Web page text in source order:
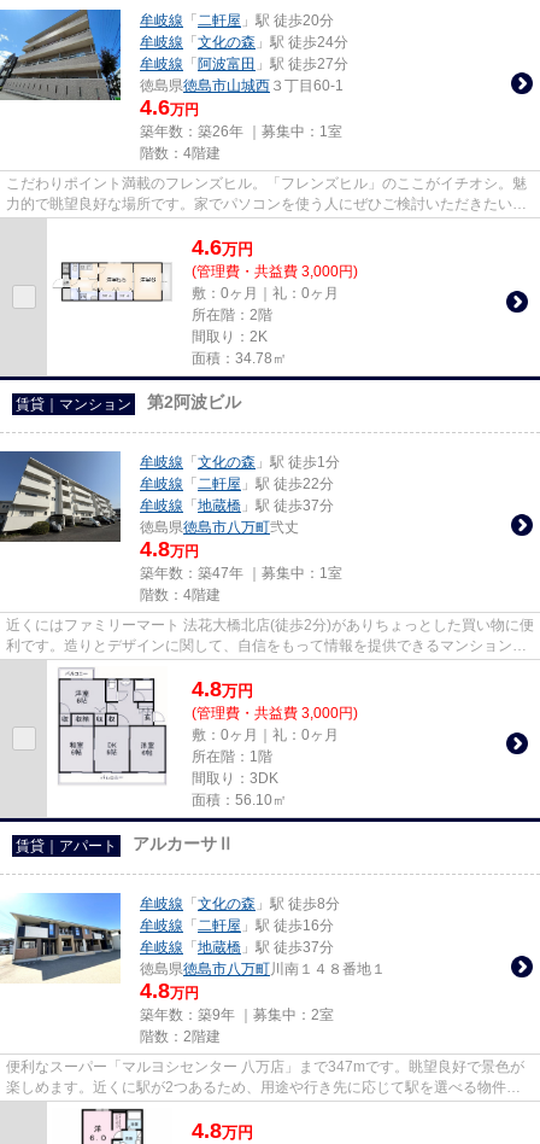
牟岐線 「 二軒屋 」駅 徒歩20分
牟岐線 「 文化の森 」駅 徒歩24分
牟岐線 「 阿波富田 」駅 徒歩27分
徳島県徳島市山城西 ３丁目60-1
4.6万円
築年数：築26年 ｜募集中： 1室
階数：4階建
こだわりポイント満載のフレンズヒル。「フレンズヒル」のここがイチオシ。魅
力的で眺望良好な場所です。家でパソコンを使う人にぜひご検討いただきたいイ
4.6万円
(管理費・共益費 3,000円)
敷：0ヶ月｜礼：0ヶ月
所在階：2階
間取り：2K
面積：34.78㎡
賃貸｜マンション 第2阿波ビル
牟岐線 「 文化の森 」駅 徒歩1分
牟岐線 「 二軒屋 」駅 徒歩22分
牟岐線 「 地蔵橋 」駅 徒歩37分
徳島県徳島市八万町弐丈
4.8万円
築年数：築47年 ｜募集中： 1室
階数：4階建
近くにはファミリーマート 法花大橋北店(徒歩2分)がありちょっとした買い物に便
利です。造りとデザインに関して、自信をもって情報を提供できるマンションで
す。忙しいあなたの時間を...
4.8万円
(管理費・共益費 3,000円)
敷：0ヶ月｜礼：0ヶ月
所在階：1階
間取り：3DK
面積：56.10㎡
賃貸｜アパート アルカーサⅡ
牟岐線 「 文化の森 」駅 徒歩8分
牟岐線 「 二軒屋 」駅 徒歩16分
牟岐線 「 地蔵橋 」駅 徒歩37分
徳島県徳島市八万町川南１４８番地１
4.8万円
築年数：築9年 ｜募集中： 2室
階数：2階建
便利なスーパー「マルヨシセンター 八万店」まで347mです。眺望良好で景色が
楽しめます。近くに駅が2つあるため、用途や行き先に応じて駅を選べる物件で
す。こちらの物件は築9年ですが...
4.8万円